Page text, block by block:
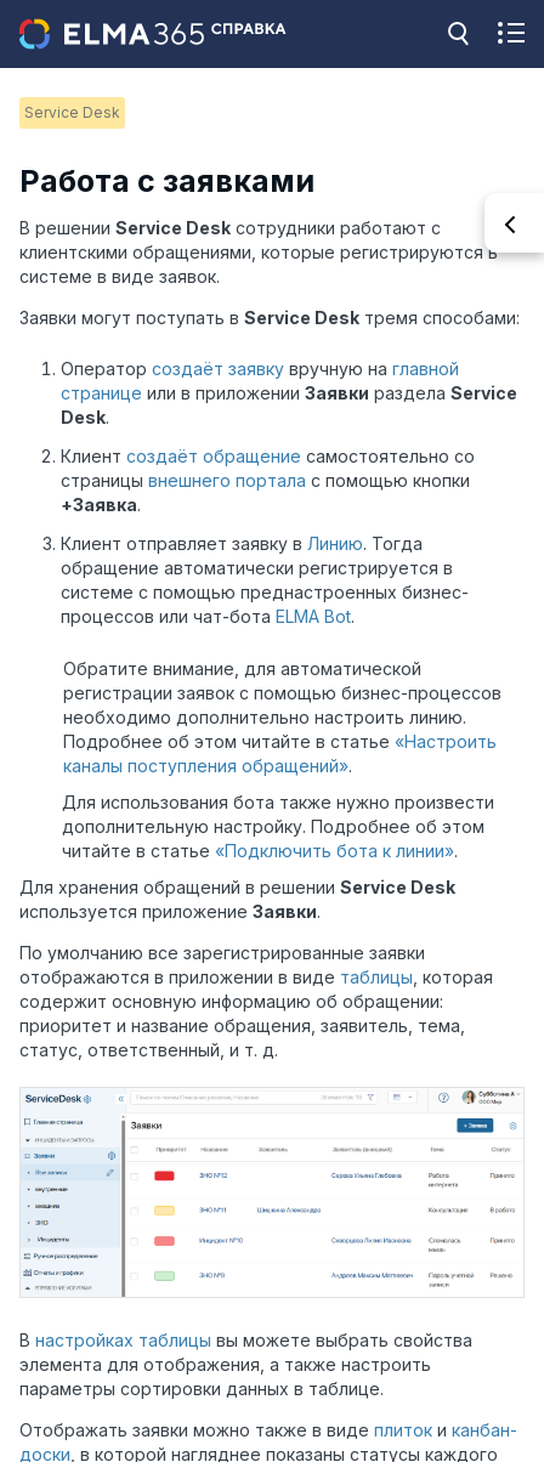
Service Desk
Работа с заявками
В решении Service Desk сотрудники работают с
клиентскими обращениями, которые регистрируются в
системе в виде заявок.
Заявки могут поступать в Service Desk тремя способами:
Оператор создаёт заявку вручную на главной
странице или в приложении Заявки раздела Service
Desk.
Клиент создаёт обращение самостоятельно со
страницы внешнего портала с помощью кнопки
+Заявка.
Клиент отправляет заявку в Линию. Тогда
обращение автоматически регистрируется в
системе с помощью преднастроенных бизнес-
процессов или чат-бота ELMA Bot.
Обратите внимание, для автоматической
регистрации заявок с помощью бизнес-процессов
необходимо дополнительно настроить линию.
Подробнее об этом читайте в статье «Настроить
каналы поступления обращений».
Для использования бота также нужно произвести
дополнительную настройку. Подробнее об этом
читайте в статье «Подключить бота к линии».
Для хранения обращений в решении Service Desk
используется приложение Заявки.
По умолчанию все зарегистрированные заявки
отображаются в приложении в виде таблицы , которая
содержит основную информацию об обращении:
приоритет и название обращения, заявитель, тема,
статус, ответственный, и т. д.
В настройках таблицы вы можете выбрать свойства
элемента для отображения, а также настроить
параметры сортировки данных в таблице.
Отображать заявки можно также в виде плиток и канбан-
доски , в которой нагляднее показаны статусы каждого